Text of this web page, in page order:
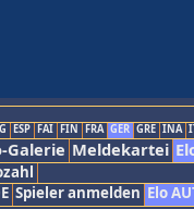
ESP FAI FIN FRA GER GRE INA
Galerie Meldekartei
Spieler anmelden Elo